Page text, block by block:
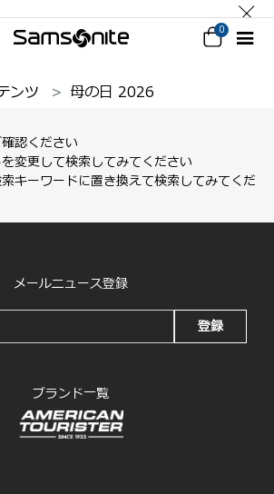
0
ンツ 母の日 2026
認ください
変更して検索してみてください
キーワードに置き換えて検索してみてくだ
メールニュース登録
登録
ブランド一覧